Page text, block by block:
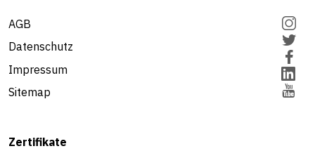
AGB
Datenschutz
Impressum
Sitemap
Zertifikate